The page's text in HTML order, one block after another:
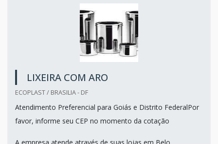
LIXEIRA COM ARO
ECOPLAST / BRASILIA - DF
Atendimento Preferencial para Goiás e Distrito FederalPor
favor, informe seu CEP no momento da cotação
A empresa atende através de suas lojas em Belo